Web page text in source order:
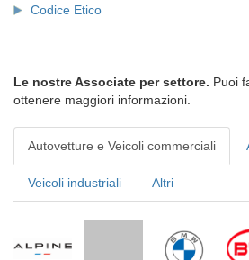
Codice Etico
Le nostre Associate per settore. Puoi
ottenere maggiori informazioni.
Autovetture e Veicoli commerciali
Veicoli industriali Altri